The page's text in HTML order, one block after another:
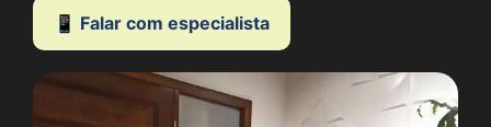
📱 Falar com especialista